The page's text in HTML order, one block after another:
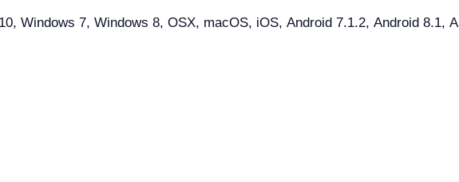
Windows 7, Windows 8, OSX, macOS, iOS, Android 7.1.2, Android 8.1,